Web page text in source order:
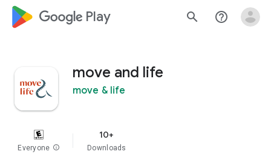
google_logo Play search help_outline
move and life
move & life
Everyone info
10+
Downloads